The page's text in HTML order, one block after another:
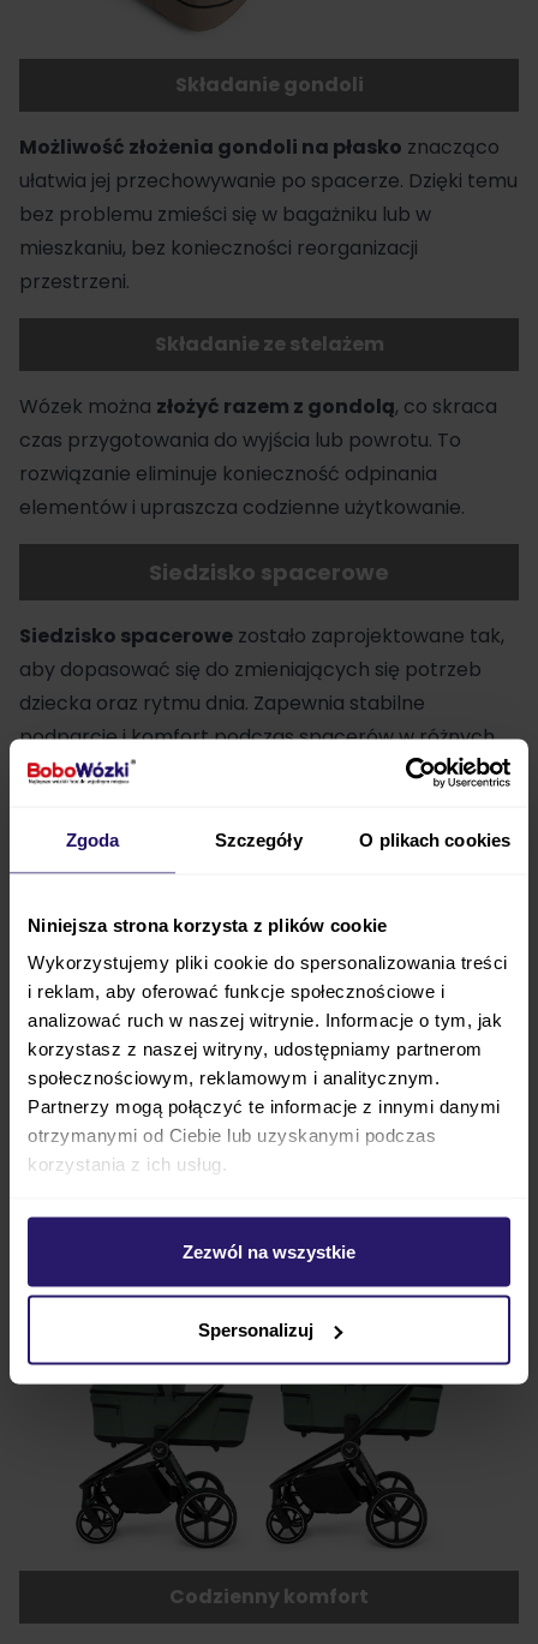
Zgoda Szczegóły O plikach cookies
Niniejsza strona korzysta z plików cookie
Wykorzystujemy pliki cookie do spersonalizowania treści
i reklam, aby oferować funkcje społecznościowe i
analizować ruch w naszej witrynie. Informacje o tym, jak
korzystasz z naszej witryny, udostępniamy partnerom
społecznościowym, reklamowym i analitycznym.
Partnerzy mogą połączyć te informacje z innymi danymi
otrzymanymi od Ciebie lub uzyskanymi podczas
korzystania z ich usług.
Zezwól na wszystkie
Spersonalizuj
Składanie gondoli
Możliwość złożenia gondoli na płasko znacząco
ułatwia jej przechowywanie po spacerze. Dzięki temu
bez problemu zmieści się w bagażniku lub w
mieszkaniu, bez konieczności reorganizacji
przestrzeni.
Składanie ze stelażem
Wózek można złożyć razem z gondolą, co skraca
czas przygotowania do wyjścia lub powrotu. To
rozwiązanie eliminuje konieczność odpinania
elementów i upraszcza codzienne użytkowanie.
Siedzisko spacerowe
Siedzisko spacerowe zostało zaprojektowane tak,
aby dopasować się do zmieniających się potrzeb
dziecka oraz rytmu dnia. Zapewnia stabilne
podparcie i komfort podczas spacerów w różnych
warunkach.
Regulacja wysokości
Dwa poziomy ustawienia siedziska
schylania się i wygodniejsze korzystanie na co dzień.
Codzienny komfort